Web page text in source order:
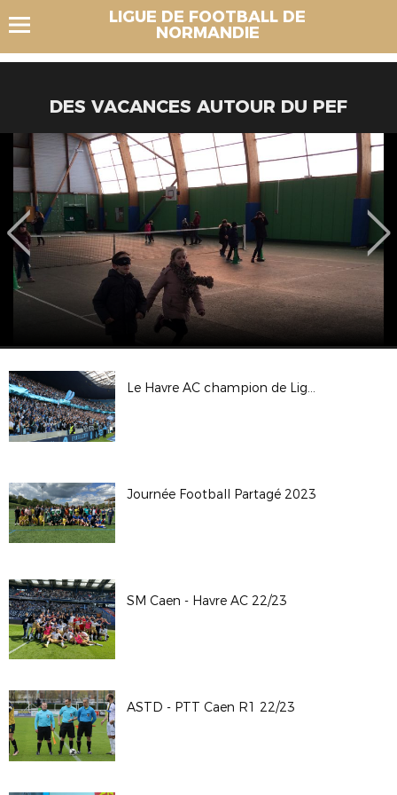
LIGUE DE FOOTBALL DE
NORMANDIE
DES VACANCES AUTOUR DU PEF
Le Havre AC champion de Ligue 2
Journée Football Partagé 2023
SM Caen - Havre AC 22/23
ASTD - PTT Caen R1 22/23